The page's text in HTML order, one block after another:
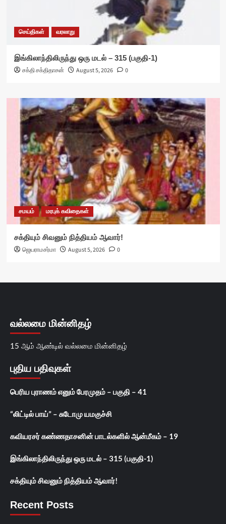
செய்திகள் வரலாறு
இங்கிலாந்திலிருந்து ஒரு மடல் – 315 (பகுதி-1)
சக்தி சக்திதாசன்
August 5, 2026 0
சமயம் மரபுக் கவிதைகள்
சக்தியும் சிவனும் நித்தியம் ஆவார்!
ஜெயராமசர்மா
August 5, 2026 0
வல்லமை மின்னிதழ்
15 ஆம் ஆண்டில் வல்லமை மின்னிதழ்
புதிய பதிவுகள்
பெரிய புராணம் எனும் பேரமுதம் – பகுதி – 41
“லிட்டில் பாய்” – சுடோமு யமகுச்சி
கவியரசர் கண்ணதாசனின் பாடல்களில் ஆன்மீகம் – 19
இங்கிலாந்திலிருந்து ஒரு மடல் – 315 (பகுதி-1)
சக்தியும் சிவனும் நித்தியம் ஆவார்!
Recent Posts